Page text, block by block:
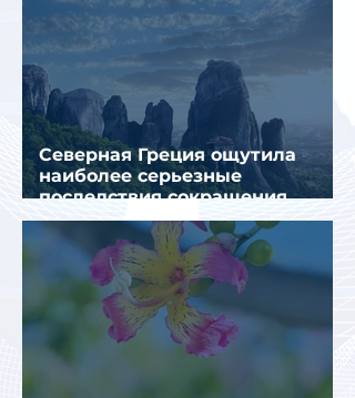
Северная Греция ощутила
наиболее серьезные
последствия сокращения
турпотока из России